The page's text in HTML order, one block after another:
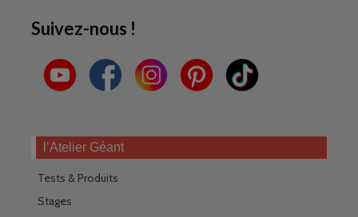
Suivez-nous !
l’Atelier Géant
Tests & Produits
Stages